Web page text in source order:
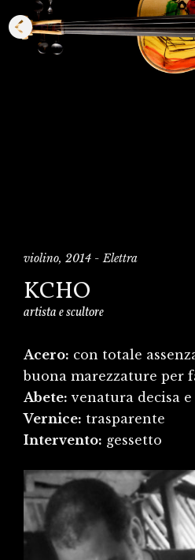
violino, 2014 - Elettra
KCHO
artista e scultore
Acero: con totale
buona marezzature per
Abete: venatura decisa
Vernice: trasparente
Intervento: gessetto